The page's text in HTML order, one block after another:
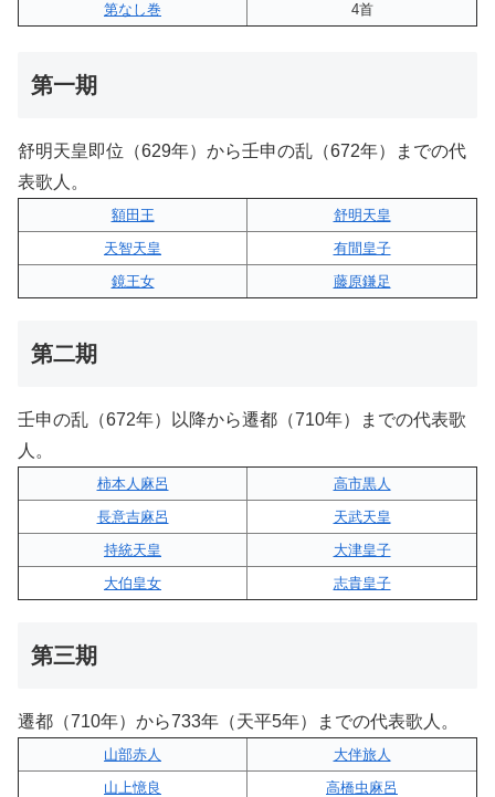
第なし巻
4首
第一期
舒明天皇即位（629年）から壬申の乱（672年）までの代
表歌人。
額田王
舒明天皇
天智天皇
有間皇子
鏡王女
藤原鎌足
第二期
壬申の乱（672年）以降から遷都（710年）までの代表歌
人。
柿本人麻呂
高市黒人
長意吉麻呂
天武天皇
持統天皇
大津皇子
大伯皇女
志貴皇子
第三期
遷都（710年）から733年（天平5年）までの代表歌人。
山部赤人
大伴旅人
山上憶良
高橋虫麻呂